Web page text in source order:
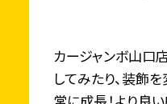
カージャンボ山口
してみたり、装飾